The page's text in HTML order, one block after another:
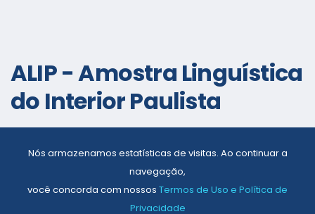
ALIP - Amostra Linguística
do Interior Paulista
Nós armazenamos estatísticas de visitas. Ao continuar a
navegação,
você concorda com nossos Termos de Uso e Política de
Privacidade